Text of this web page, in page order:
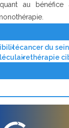
au bénéfice
cancer du sein
thérapie